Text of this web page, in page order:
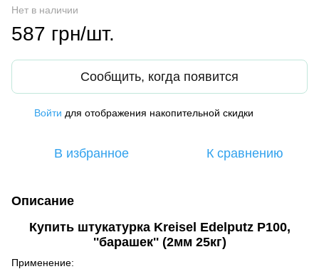
Нет в наличии
587 грн/шт.
Сообщить, когда появится
Войти для отображения накопительной скидки
В избранное К сравнению
Описание
Купить штукатурка Kreisel Edelputz P100,
''барашек'' (2мм 25кг)
Применение: